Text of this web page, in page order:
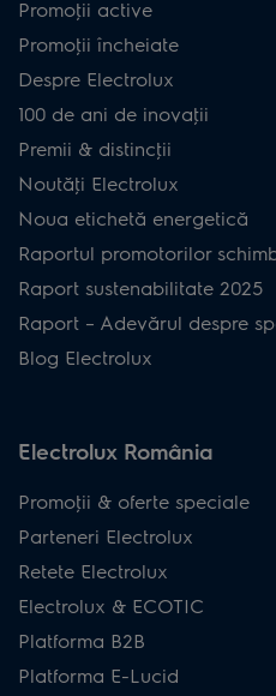
Promoţii active
Promoţii încheiate
Despre Electrolux
100 de ani de inovaţii
Premii & distincţii
Noutăţi Electrolux
Noua etichetă energetică
Raportul promotorilor
Raport sustenabilitate 2025
Raport – Adevărul despre
Blog Electrolux
Electrolux România
Promoţii & oferte speciale
Parteneri Electrolux
Retete Electrolux
Electrolux & ECOTIC
Platforma B2B
Platforma E-Lucid